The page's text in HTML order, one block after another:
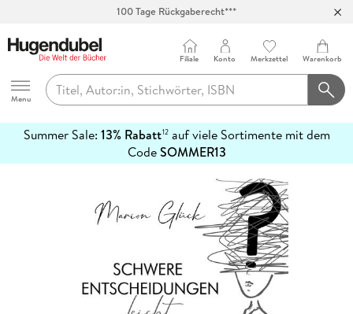
100 Tage Rückgaberecht***
Hugendubel
Menu
Filiale Konto Merkzettel Warenkorb
Summer Sale: 13% Rabatt12auf viele Sortimente mit dem
CodeSOMMER13
erfahren